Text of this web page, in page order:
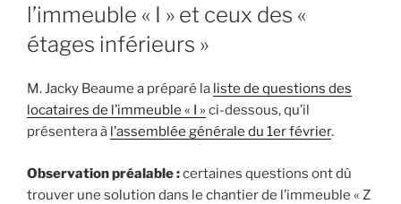
l’immeuble « I » et ceux des «
étages inférieurs »
M. Jacky Beaume a préparé la liste de questions des
locataires de l’immeuble « I » ci-dessous, qu’il
présentera à l’assemblée générale du 1er février.
Observation préalable :certaines questions ont dû
trouver une solution dans le chantier de l’immeuble « Z